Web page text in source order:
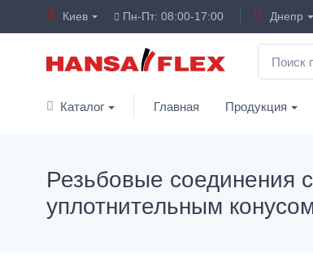
Киев Пн-Пт: 08:00-17:00 Днепр
Каталог Главная Продукция
Резьбовые соединения с
уплотнительным